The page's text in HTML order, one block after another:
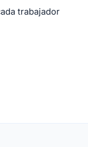
trabajador